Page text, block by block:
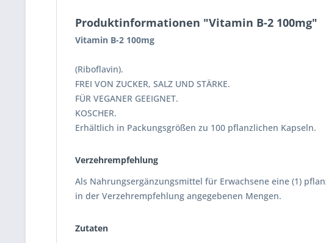
Produktinformationen "Vitamin B-2 100mg"
Vitamin B-2 100mg
(Riboflavin).
FREI VON ZUCKER, SALZ UND STÄRKE.
FÜR VEGANER GEEIGNET.
KOSCHER.
Erhältlich in Packungsgrößen zu 100 pflanzlichen Kapseln.
Verzehrempfehlung
Als Nahrungsergänzungsmittel für Erwachsene eine (1)
in der Verzehrempfehlung angegebenen Mengen.
Zutaten